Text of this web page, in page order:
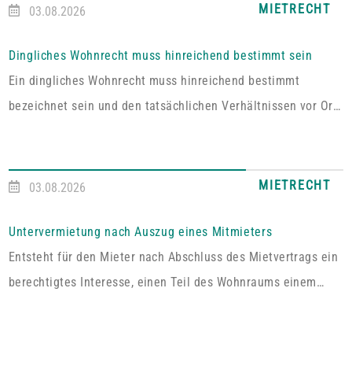
03.08.2026 MIETRECHT
Dingliches Wohnrecht muss hinreichend bestimmt sein
Ein dingliches Wohnrecht muss hinreichend bestimmt
bezeichnet sein und den tatsächlichen Verhältnissen vor Ort
Oberlandesgericht Zweibrücken entschiedenen Fall umfasste
alleinige ausschließliche Benutzung der abgeschlossenen
Wohnung im Dachgeschoss“. Tatsächlich handelt es sich bei
dem […]
03.08.2026 MIETRECHT
Untervermietung nach Auszug eines Mitmieters
Entsteht für den Mieter nach Abschluss des Mietvertrags ein
berechtigtes Interesse, einen Teil des Wohnraums einem